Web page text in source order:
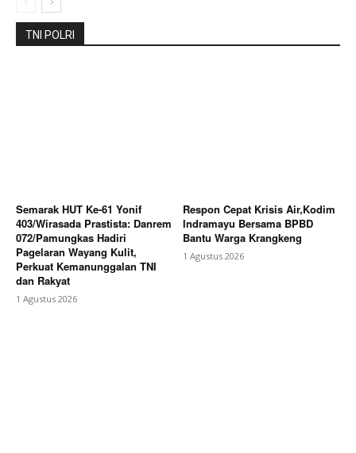
Jadi Penyebab Ledakan di Atap Rumah Warga
Wonopringgo
TNI POLRI
Semarak HUT Ke-61 Yonif
403/Wirasada Prastista: Danrem
072/Pamungkas Hadiri
Pagelaran Wayang Kulit,
Perkuat Kemanunggalan TNI
dan Rakyat
1 Agustus 2026
Respon Cepat Krisis Air,Kodim
Indramayu Bersama BPBD
Bantu Warga Krangkeng
1 Agustus 2026